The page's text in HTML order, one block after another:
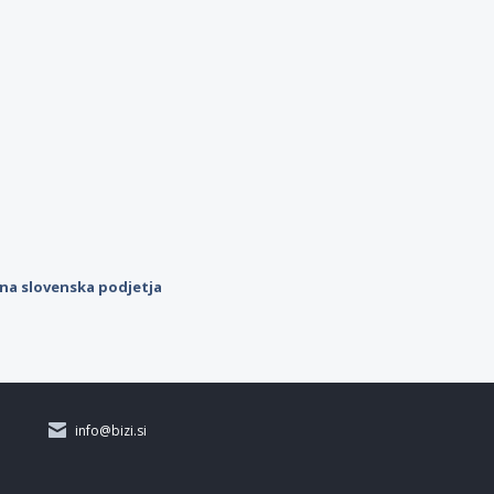
slovenska podjetja
info@bizi.si